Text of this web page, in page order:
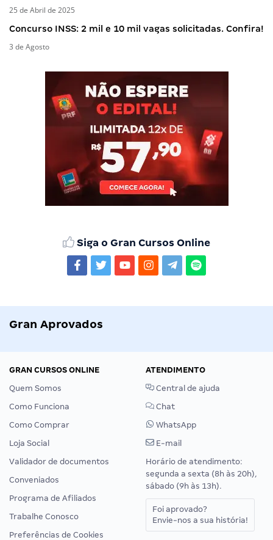
25 de Abril de 2025
Concurso INSS: 2 mil e 10 mil vagas solicitadas. Confira!
3 de Agosto
Siga o Gran Cursos Online
Gran Aprovados
GRAN CURSOS ONLINE
Quem Somos
Como Funciona
Como Comprar
Loja Social
Validador de documentos
Conveniados
Programa de Afiliados
Trabalhe Conosco
Preferências de Cookies
ATENDIMENTO
Central de ajuda
Chat
WhatsApp
E-mail
Horário de atendimento:
segunda a sexta (8h às 20h),
sábado (9h às 13h).
Foi aprovado?
Envie-nos a sua história!